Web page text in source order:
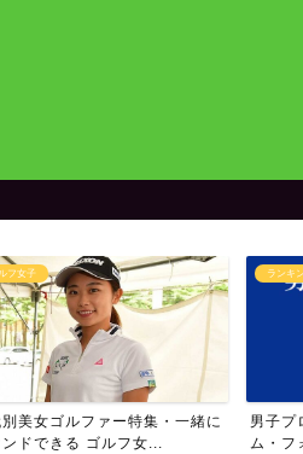
ランキング
男子プロゴルファー・インスタグラ
ム・フォロワー数ランキン...